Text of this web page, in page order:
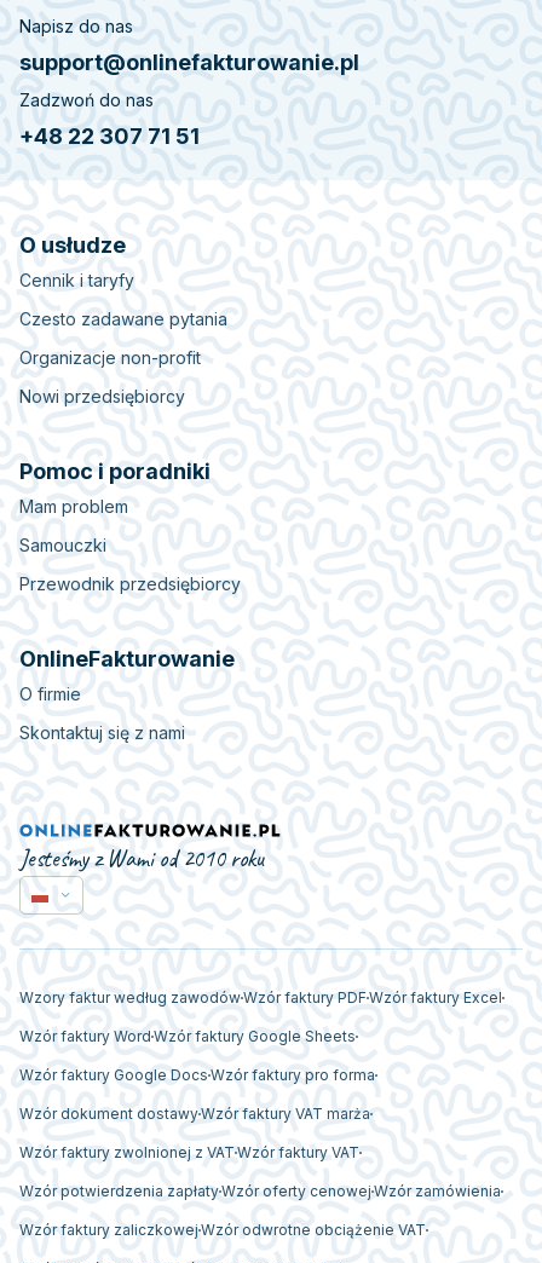
Napisz do nas
support@onlinefakturowanie.pl
Zadzwoń do nas
+48 22 307 71 51
O usłudze
Cennik i taryfy
Czesto zadawane pytania
Organizacje non-profit
Nowi przedsiębiorcy
Pomoc i poradniki
Mam problem
Samouczki
Przewodnik przedsiębiorcy
OnlineFakturowanie
O firmie
Skontaktuj się z nami
Jesteśmy z Wami od 2010 roku
Wzory faktur według zawodówWzór faktury PDFWzór faktury Excel
Wzór faktury Word Wzór faktury Google Sheets
Wzór faktury Google Docs Wzór faktury pro forma
Wzór dokument dostawyWzór faktury VAT marża
Wzór faktury zwolnionej z VAT Wzór faktury VAT
Wzór potwierdzenia zapłatyWzór oferty cenowej Wzór zamówienia
Wzór faktury zaliczkowej Wzór odwrotne obciążenie VAT